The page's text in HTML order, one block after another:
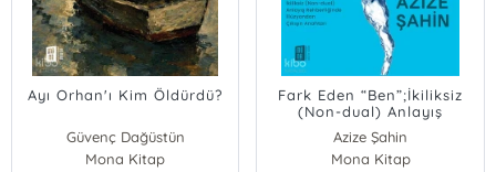
Ayı Orhan'ı Kim Öldürdü?
Güvenç Dağüstün
Mona Kitap
Fark Eden “Ben”;İkiliksiz
(Non-dual) Anlayış
Rehberliğinde İllüzyondan
Çıkışın Anahtarı
Azize Şahin
Mona Kitap